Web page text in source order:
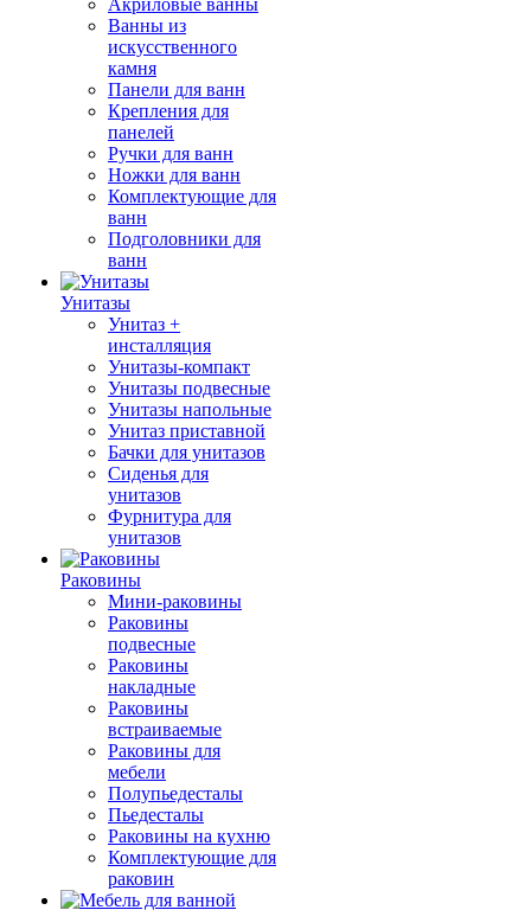
Акриловые ванны
Ванны из
искусственного
камня
Панели для ванн
Крепления для
панелей
Ручки для ванн
Ножки для ванн
Комплектующие для
ванн
Подголовники для
ванн
Унитазы
Унитаз +
инсталляция
Унитазы-компакт
Унитазы подвесные
Унитазы напольные
Унитаз приставной
Бачки для унитазов
Сиденья для
унитазов
Фурнитура для
унитазов
Раковины
Мини-раковины
Раковины
подвесные
Раковины
накладные
Раковины
встраиваемые
Раковины для
мебели
Полупьедесталы
Пьедесталы
Раковины на кухню
Комплектующие для
раковин